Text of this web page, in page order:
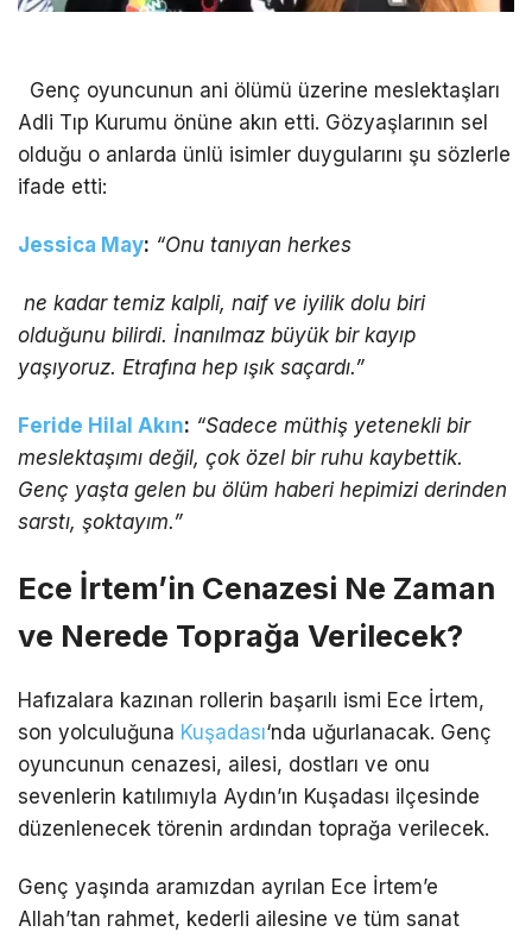
Genç oyuncunun ani ölümü üzerine meslektaşları
Adli Tıp Kurumu önüne akın etti. Gözyaşlarının sel
olduğu o anlarda ünlü isimler duygularını şu sözlerle
ifade etti:
Jessica May: “Onu tanıyan herkes
ne kadar temiz kalpli, naif ve iyilik dolu biri
olduğunu bilirdi. İnanılmaz büyük bir kayıp
yaşıyoruz. Etrafına hep ışık saçardı.”
Feride Hilal Akın: “Sadece müthiş yetenekli bir
meslektaşımı değil, çok özel bir ruhu kaybettik.
Genç yaşta gelen bu ölüm haberi hepimizi derinden
sarstı, şoktayım.”
Ece İrtem’in Cenazesi Ne Zaman
ve Nerede Toprağa Verilecek?
Hafızalara kazınan rollerin başarılı ismi Ece İrtem,
son yolculuğuna Kuşadası‘nda uğurlanacak. Genç
oyuncunun cenazesi, ailesi, dostları ve onu
sevenlerin katılımıyla Aydın’ın Kuşadası ilçesinde
düzenlenecek törenin ardından toprağa verilecek.
Genç yaşında aramızdan ayrılan Ece İrtem’e
Allah’tan rahmet, kederli ailesine ve tüm sanat